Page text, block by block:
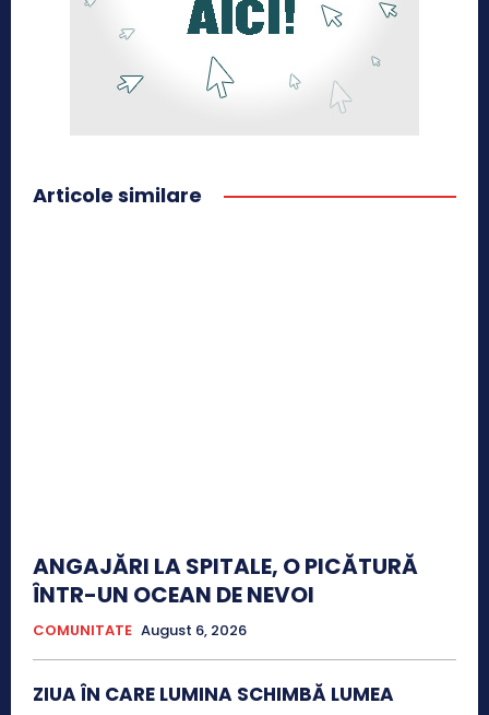
Articole similare
ANGAJĂRI LA SPITALE, O PICĂTURĂ
ÎNTR-UN OCEAN DE NEVOI
COMUNITATE August 6, 2026
ZIUA ÎN CARE LUMINA SCHIMBĂ LUMEA